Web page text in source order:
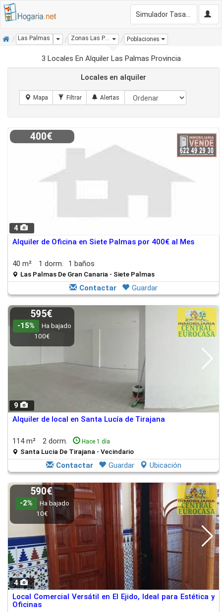
InicioLas Palmas Dropdown Poblaciones
3 Locales En Alquiler Las Palmas Provincia
Locales en alquiler
4
400€
Alquiler de Oficina en Siete Palmas por 400€ al Mes
40 m² 1 dorm. 1 baños
Las Palmas De Gran Canaria - Siete Palmas
Contactar Guardar
9
595€
-15%
Ha bajado
100€
Alquiler de local en Santa Lucía de Tirajana
114 m² 2 dorm. Hace 1 día
Santa Lucia De Tirajana - Vecindario
Contactar Guardar Ubicación
4
590€
-2%
Ha bajado
10€
Local Comercial Versátil en El Ejido, Ideal para Estética y
Oficinas